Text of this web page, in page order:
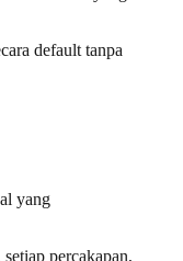
default tanpa
yang
percakapan,